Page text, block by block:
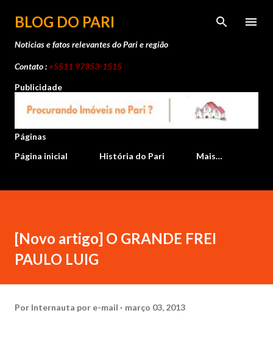
Pular para o conteúdo principal
BLOG DO PARI
Noticias e fatos relevantes do Pari e região
Contato :+5511 97353-1515
Publicidade
Páginas
Página inicial
História do Pari Mais…
[Novo artigo] O GRANDE FREI
PAULO LUIG
Por Internauta por e-mail março 03, 2013